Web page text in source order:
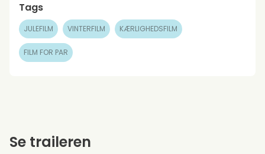
Tags
JULEFILM VINTERFILM KÆRLIGHEDSFILM
FILM FOR PAR
Se traileren